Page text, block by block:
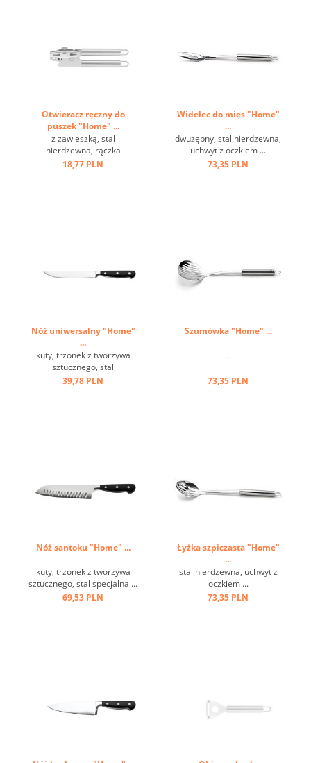
Otwieracz ręczny do
puszek "Home" ...
z zawieszką, stal
nierdzewna, rączka
wydrążona ...
18,77 PLN
Widelec do mięs "Home"
...
dwuzębny, stal nierdzewna,
uchwyt z oczkiem ...
73,35 PLN
Nóż uniwersalny "Home"
...
kuty, trzonek z tworzywa
sztucznego, stal
milibdenowa ...
39,78 PLN
Szumówka "Home" ...
...
73,35 PLN
Nóż santoku "Home" ...
kuty, trzonek z tworzywa
sztucznego, stal specjalna ...
69,53 PLN
Łyżka szpiczasta "Home"
...
stal nierdzewna, uchwyt z
oczkiem ...
73,35 PLN